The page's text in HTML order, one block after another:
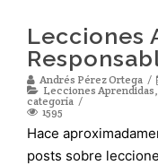
Lecciones
Andrés Pérez Ortega
Lecciones Aprendidas,
categoría
1595
Hace
posts sobre